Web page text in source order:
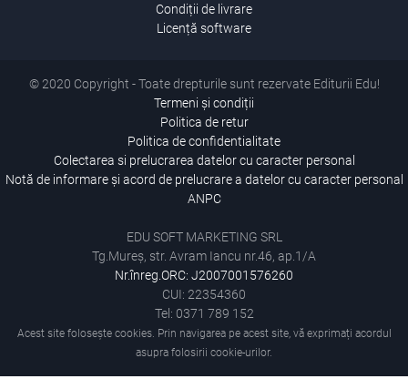
Condiții de livrare
Licență software
© 2020 Copyright - Toate drepturile sunt rezervate Editurii Edu!
Termeni și condiții
Politica de retur
Politica de confidentialitate
Colectarea si prelucrarea datelor cu caracter personal
Notă de informare și acord de prelucrare a datelor cu caracter personal
ANPC
EDU SOFT MARKETING SRL
Tg.Mureș, str. Avram Iancu nr.46, ap.1/A
Nr.înreg.ORC: J2007001576260
CUI: 22354360
Tel: 0371 789 152
Acest site folosește cookies. Prin navigarea pe acest site, vă exprimați acordul
asupra folosirii cookie-urilor.